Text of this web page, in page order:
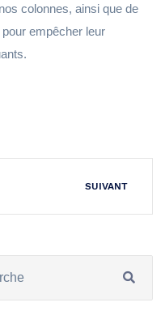
colonnes, ainsi que de
empêcher leur
SUIVANT